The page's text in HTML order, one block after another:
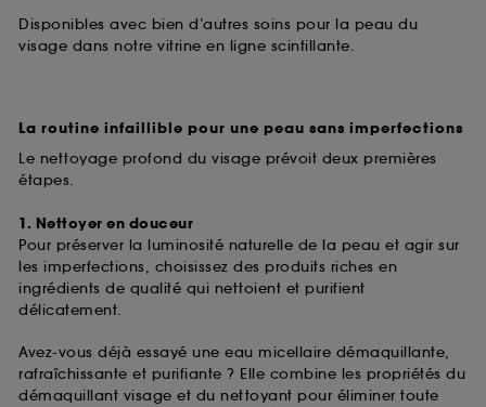
Disponibles avec bien d’autres soins pour la peau du
visage dans notre vitrine en ligne scintillante.
La routine infaillible pour une peau sans imperfections
Le nettoyage profond du visage prévoit deux premières
étapes.
1. Nettoyer en douceur
Pour préserver la luminosité naturelle de la peau et agir sur
les imperfections, choisissez des produits riches en
ingrédients de qualité qui nettoient et purifient
délicatement.
Avez-vous déjà essayé une eau micellaire démaquillante,
rafraîchissante et purifiante ? Elle combine les propriétés du
démaquillant visage et du nettoyant pour éliminer toute